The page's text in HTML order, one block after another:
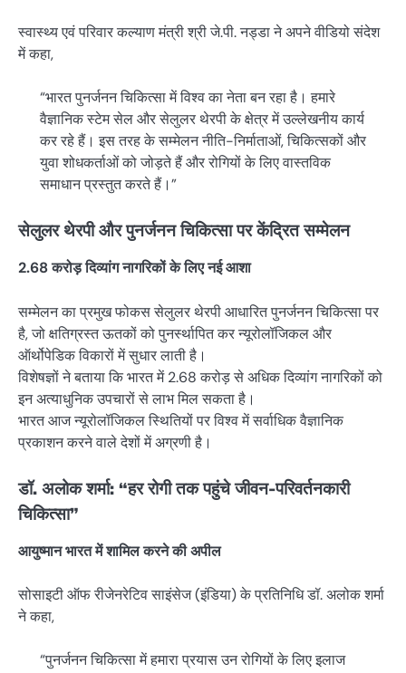
स्वास्थ्य एवं परिवार कल्याण मंत्री श्री जे.पी. नड्डा ने अपने वीडियो संदेश
में कहा,
“भारत पुनर्जनन चिकित्सा में विश्व का नेता बन रहा है। हमारे
वैज्ञानिक स्टेम सेल और सेलुलर थेरपी के क्षेत्र में उल्लेखनीय कार्य
कर रहे हैं। इस तरह के सम्मेलन नीति-निर्माताओं, चिकित्सकों और
युवा शोधकर्ताओं को जोड़ते हैं और रोगियों के लिए वास्तविक
समाधान प्रस्तुत करते हैं।”
सेलुलर थेरपी और पुनर्जनन चिकित्सा पर केंद्रित सम्मेलन
2.68 करोड़ दिव्यांग नागरिकों के लिए नई आशा
सम्मेलन का प्रमुख फोकस सेलुलर थेरपी आधारित पुनर्जनन चिकित्सा पर
है, जो क्षतिग्रस्त ऊतकों को पुनर्स्थापित कर न्यूरोलॉजिकल और
ऑर्थोपेडिक विकारों में सुधार लाती है।
विशेषज्ञों ने बताया कि भारत में 2.68 करोड़ से अधिक दिव्यांग नागरिकों को
इन अत्याधुनिक उपचारों से लाभ मिल सकता है।
भारत आज न्यूरोलॉजिकल स्थितियों पर विश्व में सर्वाधिक वैज्ञानिक
प्रकाशन करने वाले देशों में अग्रणी है।
डॉ. अलोक शर्मा: “हर रोगी तक पहुंचे जीवन-परिवर्तनकारी
चिकित्सा”
आयुष्मान भारत में शामिल करने की अपील
सोसाइटी ऑफ रीजेनरेटिव साइंसेज (इंडिया) के प्रतिनिधि डॉ. अलोक शर्मा
ने कहा,
“पुनर्जनन चिकित्सा में हमारा प्रयास उन रोगियों के लिए इलाज